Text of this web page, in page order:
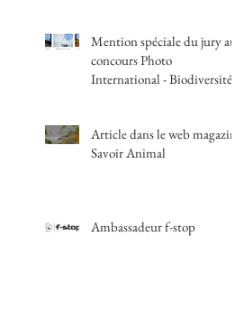
Mention spéciale du jury au
concours Photo
International - Biodiversité,
Article dans le web magazine
Savoir Animal
Ambassadeur f-stop